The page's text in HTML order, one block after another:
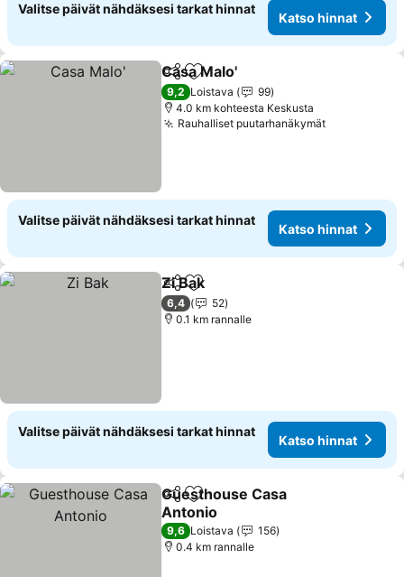
Valitse päivät nähdäksesi tarkat hinnat
Katso hinnat
Jaa Lisää suosikkeihin
Casa Malo'
9,2 Loistava
99
4.0 km kohteesta Keskusta
Rauhalliset puutarhanäkymätKatso
Valitse päivät nähdäksesi tarkat hinnat
Katso hinnat
Jaa Lisää suosikkeihin
Zi Bak
6,4
52
0.1 km rannalle
Valitse päivät nähdäksesi tarkat hinnat
Katso hinnat
Jaa Lisää suosikkeihin
Guesthouse Casa
Antonio
Katso hinnat
9,6 Loistava
156
0.4 km rannalle